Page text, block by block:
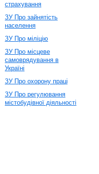
страхування
ЗУ Про зайнятість
населення
ЗУ Про міліцію
ЗУ Про місцеве
самоврядування в
Україні
ЗУ Про охорону праці
ЗУ Про регулювання
містобудівної діяльності